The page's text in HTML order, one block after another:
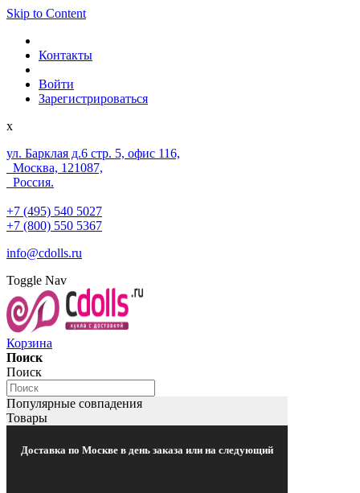
Skip to Content
Контакты
Войти
Зарегистрироваться
x
ул. Барклая д.6 стр. 5, офис 116,
Москва, 121087,
Россия.
+7 (495) 540 5027
+7 (800) 550 5367
info@cdolls.ru
Toggle Nav
Корзина
Поиск
Поиск
Популярные совпадения
Товары
Доставка по Москве в день заказа или на следующий